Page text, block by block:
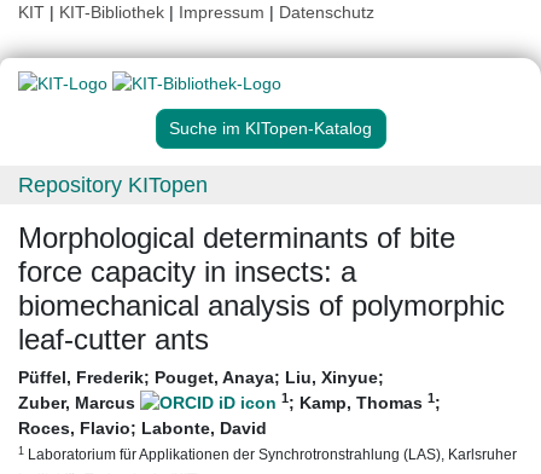
KIT | KIT-Bibliothek | Impressum | Datenschutz
Suche im KITopen-Katalog
Repository KITopen
Morphological determinants of bite
force capacity in insects: a
biomechanical analysis of polymorphic
leaf-cutter ants
Püffel, Frederik; Pouget, Anaya; Liu, Xinyue;
Zuber, Marcus
1; Kamp, Thomas 1;
Roces, Flavio; Labonte, David
1 Laboratorium für Applikationen der Synchrotronstrahlung (LAS), Karlsruher